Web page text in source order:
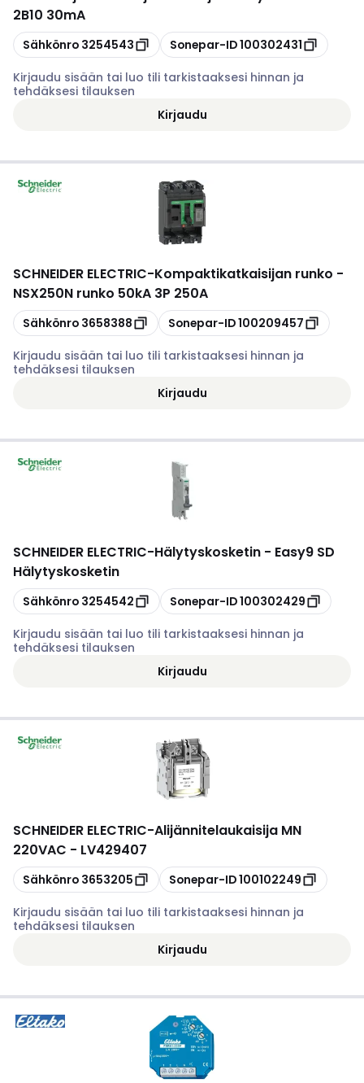
2B10 30mA
Kopioi
Sähkönro 3254543 Kopioi
Sonepar-ID100302431
Kirjaudu sisään tai luo tili tarkistaaksesi hinnan ja
tehdäksesi tilauksen
Kirjaudu
SCHNEIDER ELECTRIC-Kompaktikatkaisijan runko -
NSX250N runko 50kA 3P 250A
Kopioi
Sähkönro 3658388 Kopioi
Sonepar-ID100209457
Kirjaudu sisään tai luo tili tarkistaaksesi hinnan ja
tehdäksesi tilauksen
Kirjaudu
SCHNEIDER ELECTRIC-Hälytyskosketin - Easy9 SD
Hälytyskosketin
Kopioi
Sähkönro 3254542 Kopioi
Sonepar-ID100302429
Kirjaudu sisään tai luo tili tarkistaaksesi hinnan ja
tehdäksesi tilauksen
Kirjaudu
SCHNEIDER ELECTRIC-Alijännitelaukaisija MN
220VAC - LV429407
Kopioi
Sähkönro 3653205 Kopioi
Sonepar-ID100102249
Kirjaudu sisään tai luo tili tarkistaaksesi hinnan ja
tehdäksesi tilauksen
Kirjaudu